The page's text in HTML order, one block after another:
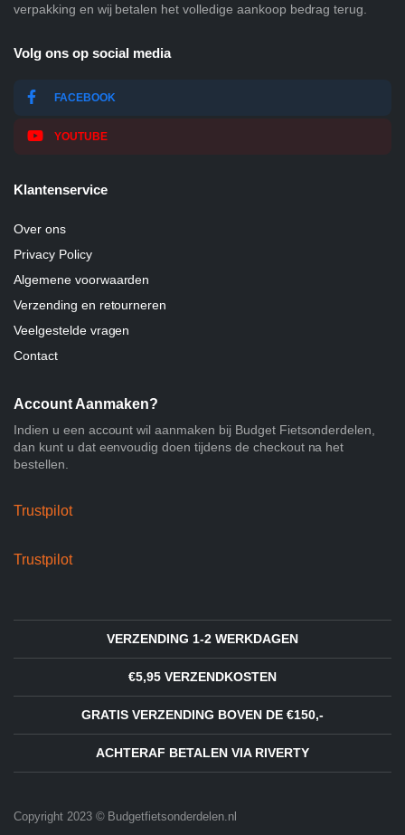
verpakking en wij betalen het volledige aankoop bedrag terug.
Volg ons op social media
FACEBOOK
YOUTUBE
Klantenservice
Over ons
Privacy Policy
Algemene voorwaarden
Verzending en retourneren
Veelgestelde vragen
Contact
Account Aanmaken?
Indien u een account wil aanmaken bij Budget Fietsonderdelen,
dan kunt u dat eenvoudig doen tijdens de checkout na het
bestellen.
Trustpilot
Trustpilot
VERZENDING 1-2 WERKDAGEN
€5,95 VERZENDKOSTEN
GRATIS VERZENDING BOVEN DE €150,-
ACHTERAF BETALEN VIA RIVERTY
Copyright 2023 © Budgetfietsonderdelen.nl